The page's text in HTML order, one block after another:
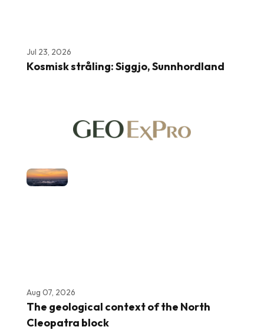
Jul 23, 2026
Kosmisk stråling: Siggjo, Sunnhordland
Aug 07, 2026
The geological context of the North
Cleopatra block